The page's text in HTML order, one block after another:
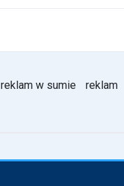
reklam w sumie reklam